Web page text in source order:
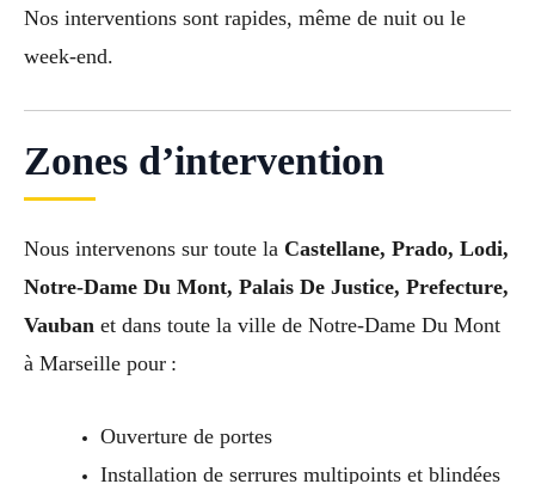
Nos interventions sont rapides, même de nuit ou le
week-end.
Zones d’intervention
Nous intervenons sur toute la Castellane, Prado, Lodi,
Notre-Dame Du Mont, Palais De Justice, Prefecture,
Vauban et dans toute la ville de Notre-Dame Du Mont
à Marseille pour :
Ouverture de portes
Installation de serrures multipoints et blindées